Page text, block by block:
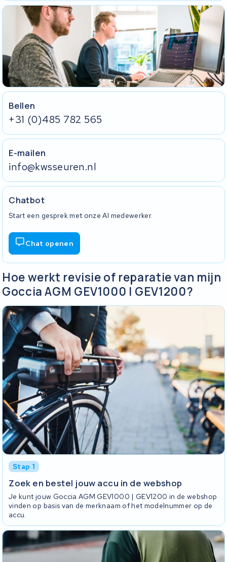
Bellen
+31 (0)485 782 565
E-mailen
info@kwsseuren.nl
Chatbot
Start een gesprek met onze AI medewerker.
Chat openen
Hoe werkt revisie of reparatie van mijn
Goccia AGM GEV1000 | GEV1200?
Stap 1
Zoek en bestel jouw accu in de webshop
Je kunt jouw Goccia AGM GEV1000 | GEV1200 in de webshop
vinden op basis van de merknaam of het modelnummer op de
accu.